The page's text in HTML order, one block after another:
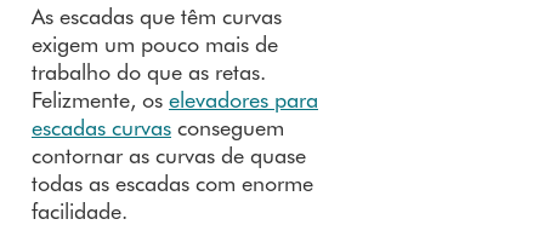
As escadas que têm curvas
exigem um pouco mais de
trabalho do que as retas.
Felizmente, os elevadores para
escadas curvas conseguem
contornar as curvas de quase
todas as escadas com enorme
facilidade.